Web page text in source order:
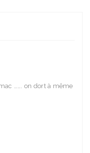
……. on dort à même